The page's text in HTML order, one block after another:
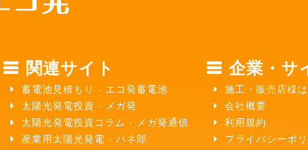
関連サイト
蓄電池見積もり - エコ発蓄電池
太陽光発電投資 - メガ発
太陽光発電投資コラム - メガ発通信
産業用太陽光発電 - パネ郎
企業・サ
施工・販売店様
会社概要
利用規約
プライバシーポ